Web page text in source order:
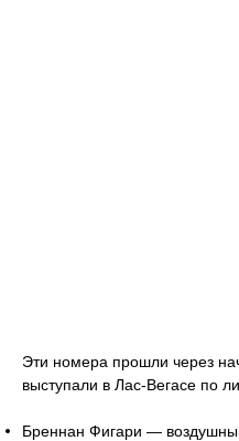
Эти номера прошли через
выступали в Лас-Вегасе по
Бреннан Фигари —